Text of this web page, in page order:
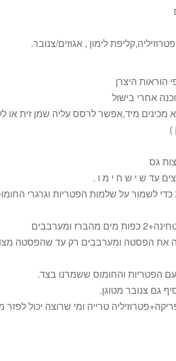
לימון , אגוזים/צנובר.
הוראות היצרן
מיד,אפשר לרסס עליה שמן זית או
)
לשמור על שלמות הפטריות וגרגרי
הפטריות והחומוס ששמרנו בצד.
גם צנובר מטוגן.
טרייה ומי שרוצה יכול לפזר